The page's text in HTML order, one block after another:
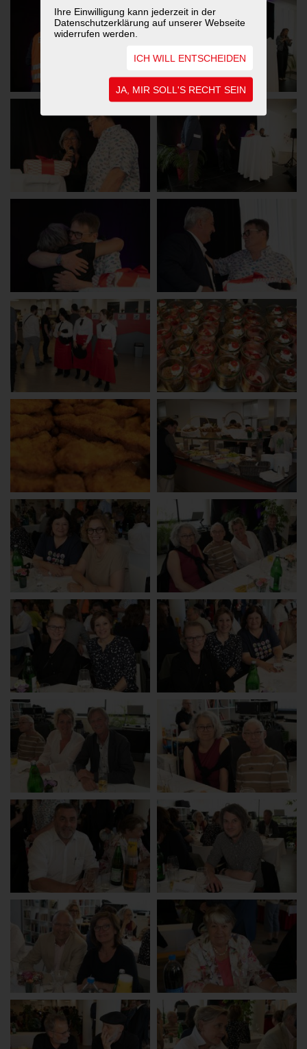
Ihre Einwilligung kann jederzeit in der
Datenschutzerklärung auf unserer Webseite
widerrufen werden.
ICH WILL ENTSCHEIDEN
JA, MIR SOLL'S RECHT SEIN